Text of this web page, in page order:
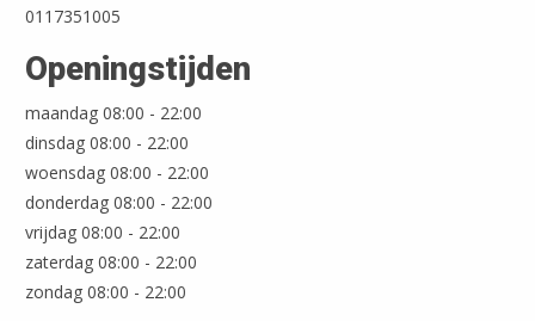
0117351005
Openingstijden
maandag 08:00 - 22:00
dinsdag 08:00 - 22:00
woensdag 08:00 - 22:00
donderdag 08:00 - 22:00
vrijdag 08:00 - 22:00
zaterdag 08:00 - 22:00
zondag 08:00 - 22:00